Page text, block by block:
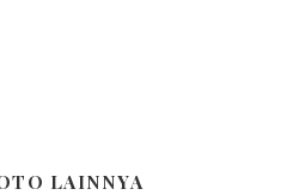
LAINNYA